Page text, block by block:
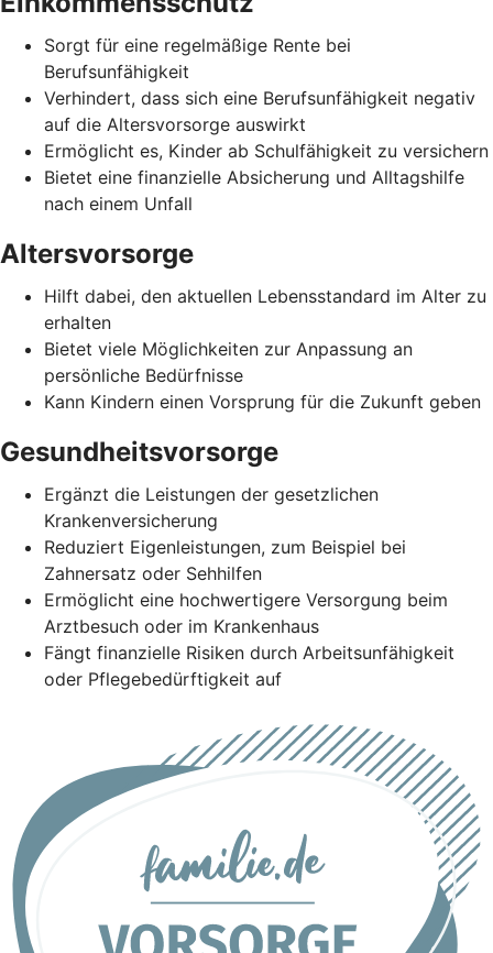
Sorgt für eine regelmäßige Rente bei
Berufsunfähigkeit
Verhindert, dass sich eine Berufsunfähigkeit negativ
auf die Altersvorsorge auswirkt
Ermöglicht es, Kinder ab Schulfähigkeit zu versichern
Bietet eine finanzielle Absicherung und Alltagshilfe
nach einem Unfall
Altersvorsorge
Hilft dabei, den aktuellen Lebensstandard im Alter zu
erhalten
Bietet viele Möglichkeiten zur Anpassung an
persönliche Bedürfnisse
Kann Kindern einen Vorsprung für die Zukunft geben
Gesundheitsvorsorge
Ergänzt die Leistungen der gesetzlichen
Krankenversicherung
Reduziert Eigenleistungen, zum Beispiel bei
Zahnersatz oder Sehhilfen
Ermöglicht eine hochwertigere Versorgung beim
Arztbesuch oder im Krankenhaus
Fängt finanzielle Risiken durch Arbeitsunfähigkeit
oder Pflegebedürftigkeit auf